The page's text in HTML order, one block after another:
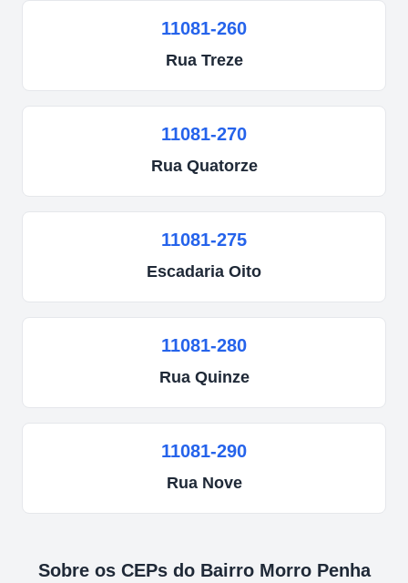
11081-260
Rua Treze
11081-270
Rua Quatorze
11081-275
Escadaria Oito
11081-280
Rua Quinze
11081-290
Rua Nove
Sobre os CEPs do Bairro Morro Penha